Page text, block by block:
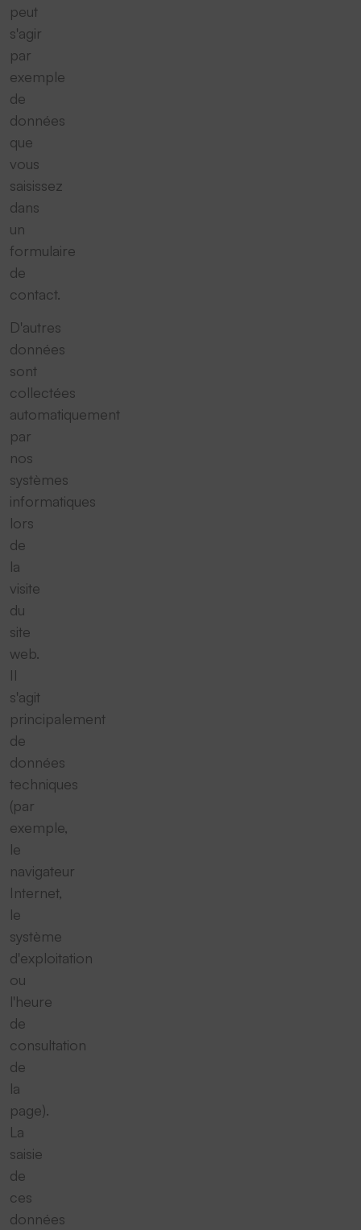
peut
s'agir
par
exemple
de
données
que
vous
saisissez
dans
un
formulaire
de
contact.
D'autres
données
sont
collectées
automatiquement
par
nos
systèmes
informatiques
lors
de
la
visite
du
site
web.
Il
s'agit
principalement
de
données
techniques
(par
exemple,
le
navigateur
Internet,
le
système
d'exploitation
ou
l'heure
de
consultation
de
la
page).
La
saisie
de
ces
données